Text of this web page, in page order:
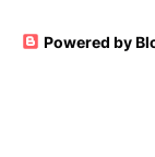
Powered by